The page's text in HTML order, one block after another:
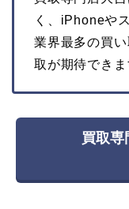
く、iPhoneや
業界最多の買
取が期待できま
買取専